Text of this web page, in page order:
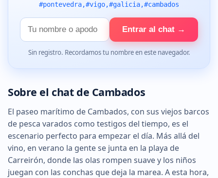
#pontevedra,#vigo,#galicia,#cambados
Tu
nombre
Entrar al chat →
Sin registro. Recordamos tu nombre en este navegador.
Sobre el chat de Cambados
El paseo marítimo de Cambados, con sus viejos barcos
de pesca varados como testigos del tiempo, es el
escenario perfecto para empezar el día. Más allá del
vino, en verano la gente se junta en la playa de
Carreirón, donde las olas rompen suave y los niños
juegan con las conchas que deja la marea. A esta hora,